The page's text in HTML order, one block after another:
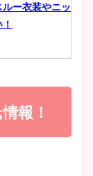
カップ画像ま
着姿に年齢も
のニット画像
ルー衣装やニッ
ップ画像まと
ニット衣装も
報！